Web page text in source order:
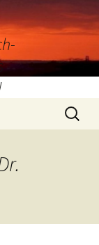
Suchen
nach: